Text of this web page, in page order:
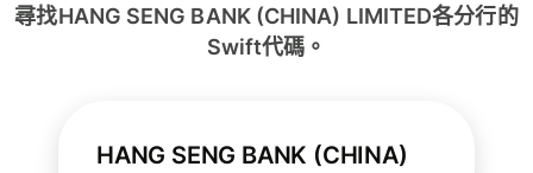
尋找HANG SENG BANK (CHINA) LIMITED各分行的
Swift代碼。
HANG SENG BANK (CHINA)